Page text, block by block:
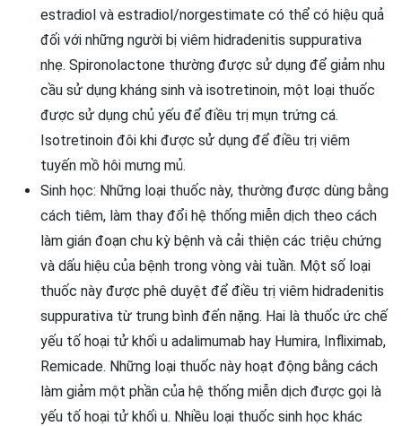
estradiol và estradiol/norgestimate có thể có hiệu quả
đối với những người bị viêm hidradenitis suppurativa
nhẹ. Spironolactone thường được sử dụng để giảm nhu
cầu sử dụng kháng sinh và isotretinoin, một loại thuốc
được sử dụng chủ yếu để điều trị mụn trứng cá.
Isotretinoin đôi khi được sử dụng để điều trị viêm
tuyến mồ hôi mưng mủ.
Sinh học: Những loại thuốc này, thường được dùng bằng
cách tiêm, làm thay đổi hệ thống miễn dịch theo cách
làm gián đoạn chu kỳ bệnh và cải thiện các triệu chứng
và dấu hiệu của bệnh trong vòng vài tuần. Một số loại
thuốc này được phê duyệt để điều trị viêm hidradenitis
suppurativa từ trung bình đến nặng. Hai là thuốc ức chế
yếu tố hoại tử khối u adalimumab hay Humira, Infliximab,
Remicade. Những loại thuốc này hoạt động bằng cách
làm giảm một phần của hệ thống miễn dịch được gọi là
yếu tố hoại tử khối u. Nhiều loại thuốc sinh học khác